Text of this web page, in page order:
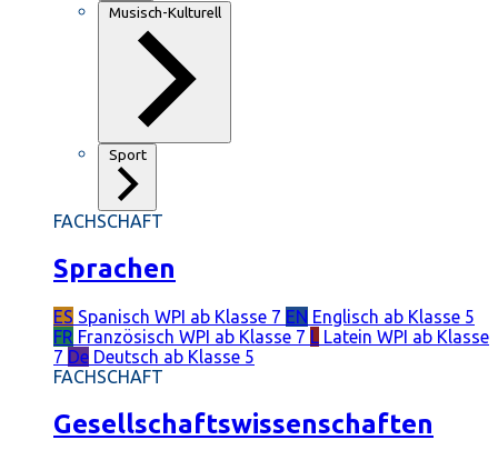
Musisch-Kulturell
Sport
FACHSCHAFT
Sprachen
ES Spanisch WPI ab Klasse 7 EN Englisch ab Klasse 5
FR Französisch WPI ab Klasse 7 L Latein WPI ab Klasse
7 De Deutsch ab Klasse 5
FACHSCHAFT
Gesellschaftswissenschaften